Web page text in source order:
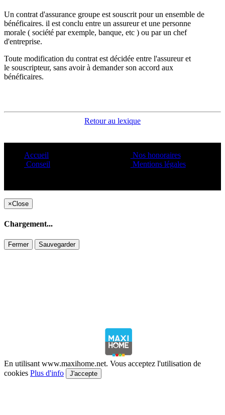
Un contrat d'assurance groupe est souscrit pour un ensemble de
bénéficaires. il est conclu entre un assureur et une personne
morale ( société par exemple, banque, etc ) ou par un chef
d'entreprise.
Toute modification du contrat est décidée entre l'assureur et
le souscripteur, sans avoir à demander son accord aux
bénéficaires.
Retour au lexique
Accueil
Conseil
Nos honoraires
Mentions légales
×Close
Chargement...
Fermer Sauvegarder
En utilisant www.maxihome.net. Vous acceptez l'utilisation de
cookies Plus d'info J'accepte